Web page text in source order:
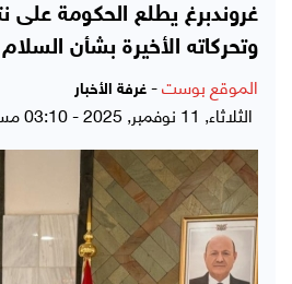
غروندبرغ يطلع الحكومة على
وتحركاته الأخيرة بشأن
الموقع بوست- غرفة الأخبار
الثلاثاء, 11 نوفمبر, 2025 - 03:10 مساءً